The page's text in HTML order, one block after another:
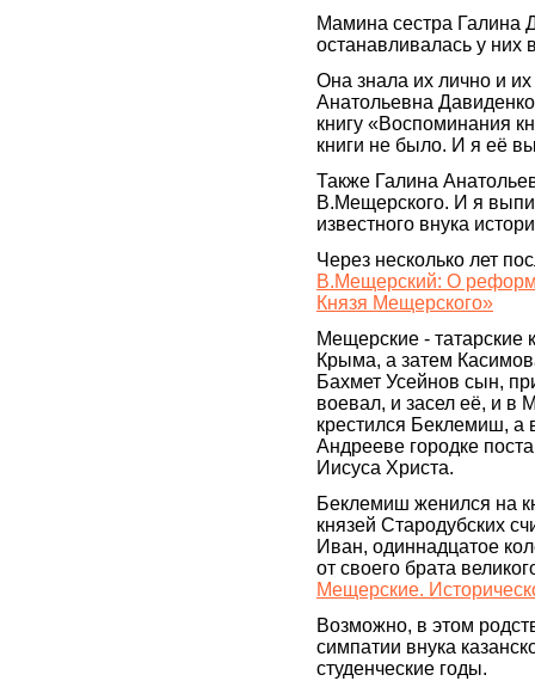
Мамина сестра Галина
останавливалась у
Она знала их лично и
Анатольевна
книгу «Воспоминания
книги не было. И я её
Также Галина
В.Мещерского. И я
известного внука
Через несколько лет
В.Мещерский: О
Князя Мещерского»
Мещерские - татарские
Крыма, а затем
Бахмет Усейнов сын,
воевал, и засел её, и
крестился Беклемиш, а
Андрееве городке
Иисуса Христа.
Беклемиш женился на
князей Стародубских
Иван, одиннадцатое
от своего брата
Мещерские.
Возможно, в этом
симпатии внука
студенческие годы.